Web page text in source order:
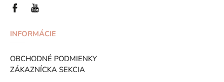
INFORMÁCIE
OBCHODNÉ PODMIENKY
ZÁKAZNÍCKA SEKCIA